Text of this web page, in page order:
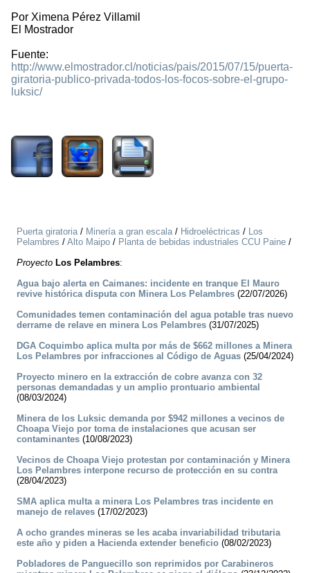
Por Ximena Pérez Villamil
El Mostrador
Fuente:
http://www.elmostrador.cl/noticias/pais/2015/07/15/puerta-
giratoria-publico-privada-todos-los-focos-sobre-el-grupo-
luksic/
Puerta giratoria/ Minería a gran escala/ Hidroeléctricas / Los
Pelambres / Alto Maipo / Planta de bebidas industriales CCU Paine /
Proyecto Los Pelambres:
Agua bajo alerta en Caimanes: incidente en tranque El Mauro
revive histórica disputa con Minera Los Pelambres (22/07/2026)
Comunidades temen contaminación del agua potable tras nuevo
derrame de relave en minera Los Pelambres (31/07/2025)
DGA Coquimbo aplica multa por más de $662 millones a Minera
Los Pelambres por infracciones al Código de Aguas (25/04/2024)
Proyecto minero en la extracción de cobre avanza con 32
personas demandadas y un amplio prontuario ambiental
(08/03/2024)
Minera de los Luksic demanda por $942 millones a vecinos de
Choapa Viejo por toma de instalaciones que acusan ser
contaminantes (10/08/2023)
Vecinos de Choapa Viejo protestan por contaminación y Minera
Los Pelambres interpone recurso de protección en su contra
(28/04/2023)
SMA aplica multa a minera Los Pelambres tras incidente en
manejo de relaves (17/02/2023)
A ocho grandes mineras se les acaba invariabilidad tributaria
este año y piden a Hacienda extender beneficio (08/02/2023)
Pobladores de Panguecillo son reprimidos por Carabineros